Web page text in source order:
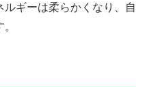
ギーは柔らかくなり、自